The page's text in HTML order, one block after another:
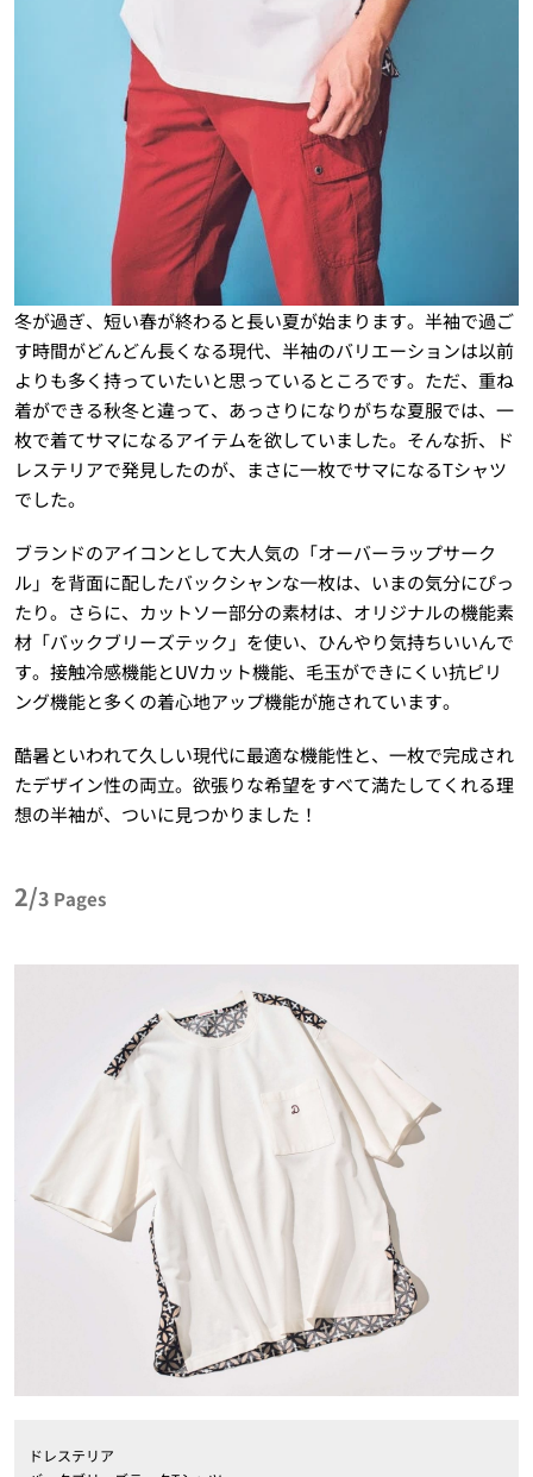
冬が過ぎ、短い春が終わると長い夏が始まります。半袖で過ご
す時間がどんどん長くなる現代、半袖のバリエーションは以前
よりも多く持っていたいと思っているところです。ただ、重ね
着ができる秋冬と違って、あっさりになりがちな夏服では、一
枚で着てサマになるアイテムを欲していました。そんな折、ド
レステリアで発見したのが、まさに一枚でサマになるTシャツ
でした。
ブランドのアイコンとして大人気の「オーバーラップサーク
ル」を背面に配したバックシャンな一枚は、いまの気分にぴっ
たり。さらに、カットソー部分の素材は、オリジナルの機能素
材「バックブリーズテック」を使い、ひんやり気持ちいいんで
す。接触冷感機能とUVカット機能、毛玉ができにくい抗ピリ
ング機能と多くの着心地アップ機能が施されています。
酷暑といわれて久しい現代に最適な機能性と、一枚で完成され
たデザイン性の両立。欲張りな希望をすべて満たしてくれる理
想の半袖が、ついに見つかりました！
2/3 Pages
ドレステリア